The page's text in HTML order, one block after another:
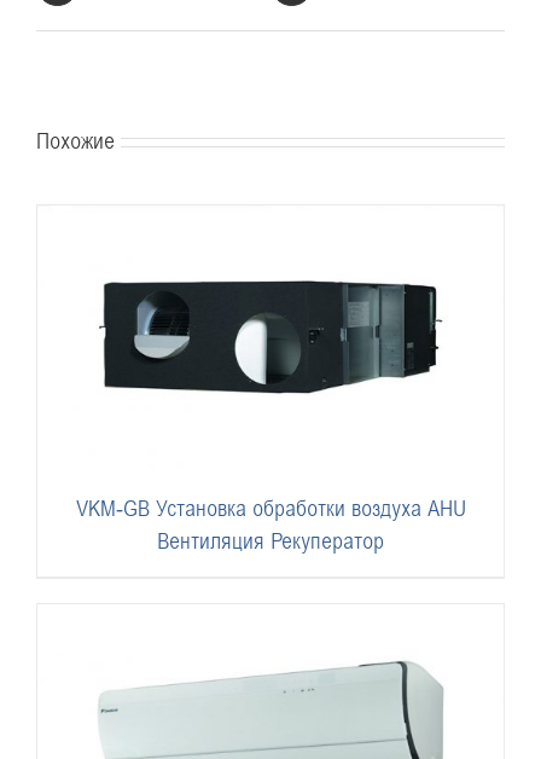
Похожие
VKM-GB Установка обработки воздуха AHU
Вентиляция Рекуператор